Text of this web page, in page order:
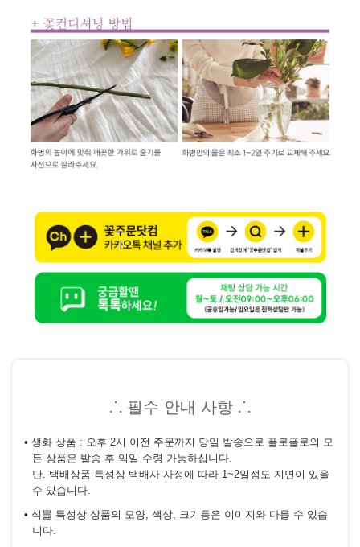
⸫ 필수 안내 사항 ⸫
• 생화 상품 : 오후 2시 이전 주문까지 당일 발송으로 플로플로의 모
든 상품은 발송 후 익일 수령 가능하십니다.
단. 택배상품 특성상 택배사 사정에 따라 1~2일정도 지연이 있을
수 있습니다.
• 식물 특성상 상품의 모양, 색상, 크기등은 이미지와 다를 수 있습
니다.